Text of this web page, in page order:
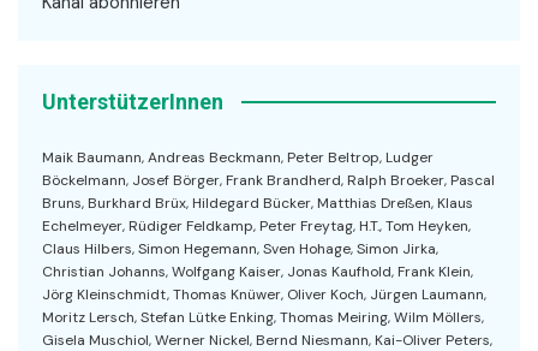
UnterstützerInnen
Maik Baumann, Andreas Beckmann, Peter Beltrop, Ludger
Böckelmann, Josef Börger, Frank Brandherd, Ralph Broeker, Pascal
Bruns, Burkhard Brüx, Hildegard Bücker, Matthias Dreßen, Klaus
Echelmeyer, Rüdiger Feldkamp, Peter Freytag, H.T., Tom Heyken,
Claus Hilbers, Simon Hegemann, Sven Hohage, Simon Jirka,
Christian Johanns, Wolfgang Kaiser, Jonas Kaufhold, Frank Klein,
Jörg Kleinschmidt, Thomas Knüwer, Oliver Koch, Jürgen Laumann,
Moritz Lersch, Stefan Lütke Enking, Thomas Meiring, Wilm Möllers,
Gisela Muschiol, Werner Nickel, Bernd Niesmann, Kai-Oliver Peters,